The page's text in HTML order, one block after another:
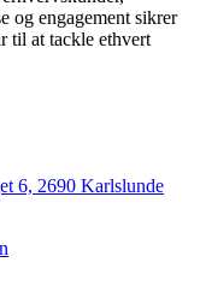
og engagement sikrer
til at tackle ethvert
6, 2690 Karlslunde